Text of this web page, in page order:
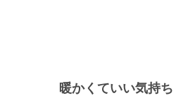
暖かくていい気持ち